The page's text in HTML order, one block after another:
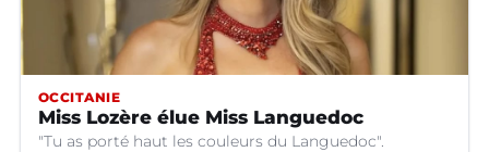
OCCITANIE
Miss Lozère élue Miss Languedoc
"Tu as porté haut les couleurs du Languedoc".